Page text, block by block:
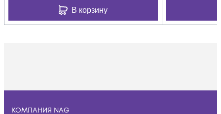
В корзину
КОМПАНИЯ NAG